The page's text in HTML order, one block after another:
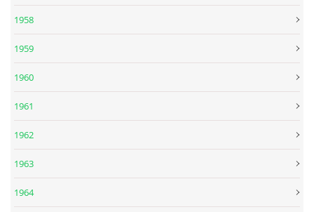
DISKOGRAFIE - EP II
DISKOGRAFIE - ALBA ŘADOVÁ
1958
1959
1960
1961
1962
1963
1964